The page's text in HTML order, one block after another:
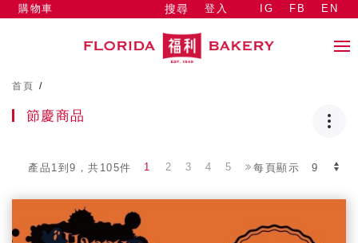
搜尋 登入
購物車 IG FB EN
首頁 /
節慶商品
產品1到9，共105件 每頁顯示
1 2 3 4 5